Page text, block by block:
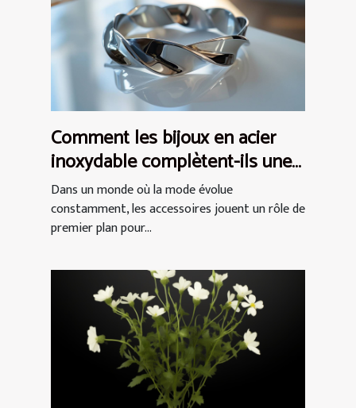
Comment les bijoux en acier
inoxydable complètent-ils une
tenue ?
Dans un monde où la mode évolue
constamment, les accessoires jouent un rôle de
premier plan pour...